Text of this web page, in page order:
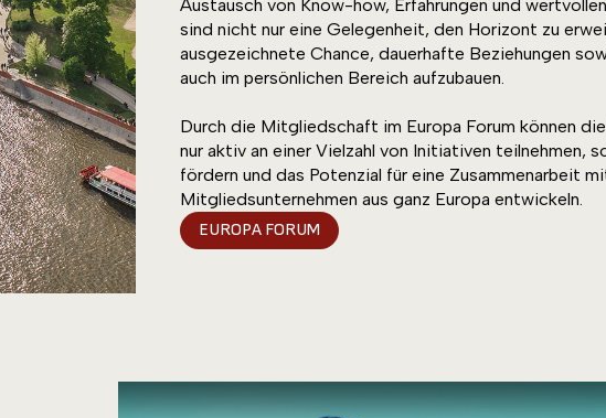
Austausch von Know-how, Erfahrungen und
sind nicht nur eine Gelegenheit, den Horizont zu
ausgezeichnete Chance, dauerhafte Beziehungen
auch im persönlichen Bereich aufzubauen.
Durch die Mitgliedschaft im Europa Forum können
nur aktiv an einer Vielzahl von Initiativen teilnehmen,
fördern und das Potenzial für eine Zusammenarbeit
Mitgliedsunternehmen aus ganz Europa entwickeln.
EUROPA FORUM